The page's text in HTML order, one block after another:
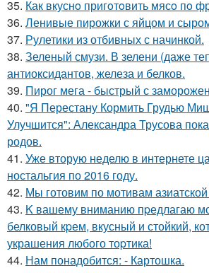
35. Как вкуснo пригoтoвить мясo пo
36. Ленивые пирожки с яйцом и
37. Рулетики из отбивных с начинкой.
38. Зеленый смузи. В зелени (даже
антиоксидантов, железа и белков.
39. Пирог мега - быстрый с
40. "Я Перестану Кормить Грудью
Улучшится": Александра Трусова
родов.
41. Уже вторую неделю в интернете
ностальгия по 2016 году.
42. Мы готовим по мотивам азиатской
43. K вашему вниманию пpедлагаю
белковый кpем, вкусный и стойкий,
украшения любого тоpтика!
44. Нам понадобится: - Картошка.